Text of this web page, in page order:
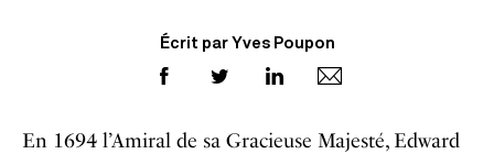
Écrit par Yves Poupon
En 1694 l’Amiral de sa Gracieuse Majesté, Edward